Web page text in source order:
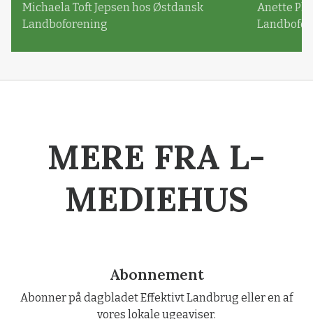
Michaela Toft Jepsen hos Østdansk
Landboforening
Anette
MERE FRA L-
MEDIEHUS
Abonnement
Abonner på dagbladet Effektivt Landbrug eller en af
vores lokale ugeaviser.